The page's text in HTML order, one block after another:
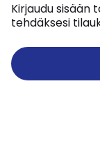
Kirjaudu sisään
tehdäksesi